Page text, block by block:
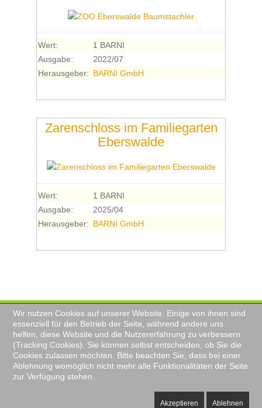
Wert:
1 BARNI
Ausgabe:
2022/07
Herausgeber: BARNI GmbH
Zarenschloss im Familiegarten
Eberswalde
Wert:
1 BARNI
Ausgabe:
2025/04
Herausgeber: BARNI GmbH
BARNI-Newsletter
Impressum
Kontakt
Historie
Sonderprägungen
Datenschutz
© BARNI GmbH
Wir nutzen Cookies auf unserer Website. Einige von ihnen sind
essenziell für den Betrieb der Seite, während andere uns
helfen, diese Website und die Nutzererfahrung zu verbessern
(Tracking Cookies). Sie können selbst entscheiden, ob Sie die
Cookies zulassen möchten. Bitte beachten Sie, dass bei einer
Ablehnung womöglich nicht mehr alle Funktionalitäten der Seite
zur Verfügung stehen.
Akzeptieren Ablehnen